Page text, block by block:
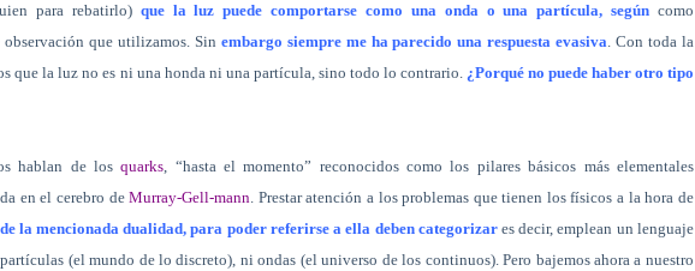
para rebatirlo) que la luz puede comportarse como una onda o una partícula, según como
que utilizamos. Sin embargo siempre me ha parecido una respuesta evasiva. Con toda la
que la luz no es ni una honda ni una partícula, sino todo lo contrario. ¿Porqué no puede haber otro tipo
hablan de losquarks, “hasta el momento” reconocidos como los pilares básicos más elementales
en el cerebro deMurray-Gell-mann. Prestar atención a los problemas que tienen los físicos a la hora de
la mencionada dualidad, para poder referirse a ella deben categorizares decir, emplean un lenguaje
(el mundo de lo discreto), ni ondas (el universo de los continuos). Pero bajemos ahora a nuestro